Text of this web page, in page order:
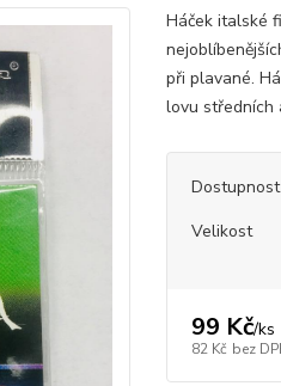
Háček italské
při plavané.
lovu středních
Dostupnost
Velikost
99 Kč/ks
82 Kč bez